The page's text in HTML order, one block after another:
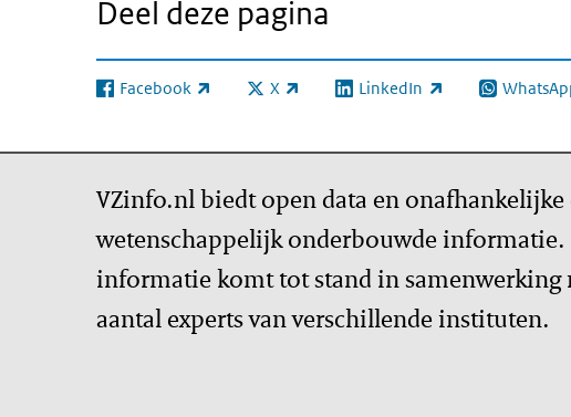
Deel deze pagina
Facebook
(externe link) X
(externe link) LinkedIn
(externe link) (externe
VZinfo.nl biedt open data en onafhankelijke
wetenschappelijk onderbouwde informatie.
informatie komt tot stand in samenwerking
aantal experts van verschillende instituten.